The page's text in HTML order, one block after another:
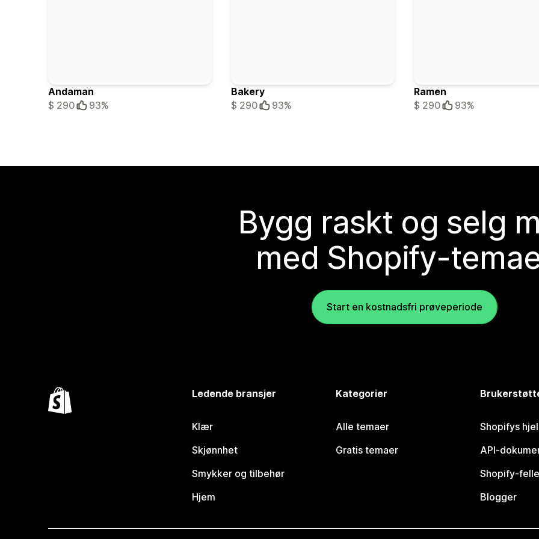
Andaman
$ 290
93%
Bakery
$ 290
93%
Ramen
$ 290
93%
Bygg raskt og selg
med Shopify-
Start en kostnadsfri prøveperiode
Ledende bransjer
Klær
Skjønnhet
Smykker og tilbehør
Hjem
Kategorier
Alle temaer
Gratis temaer
Shopifys
API-
Shopify-
Blogger